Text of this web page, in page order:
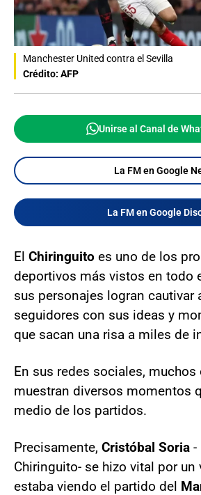
Manchester United contra el Sevilla
Crédito: AFP
Unirse al Canal de
La FM en Google
La FM en Google
El Chiringuito es uno de los
deportivos más vistos en todo
sus personajes logran cautivar
seguidores con sus ideas y
que sacan una risa a miles de
En sus redes sociales, muchos
muestran diversos momentos
medio de los partidos.
Precisamente, Cristóbal Soria -
Chiringuito- se hizo vital por un
estaba viendo el partido del